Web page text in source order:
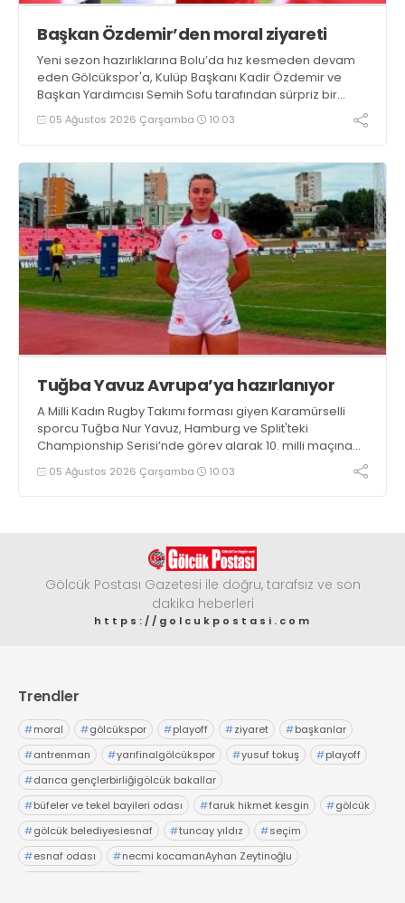
Başkan Özdemir’den moral ziyareti
Yeni sezon hazırlıklarına Bolu’da hız kesmeden devam
eden Gölcükspor'a, Kulüp Başkanı Kadir Özdemir ve
Başkan Yardımcısı Semih Sofu tarafından sürpriz bir
moral ziyareti gerçekleştirildi
05 Ağustos 2026 Çarşamba 10:03
Tuğba Yavuz Avrupa’ya hazırlanıyor
A Milli Kadın Rugby Takımı forması giyen Karamürselli
sporcu Tuğba Nur Yavuz, Hamburg ve Split'teki
Championship Serisi’nde görev alarak 10. milli maçına
çıkma eşiğini geride bıraktı
05 Ağustos 2026 Çarşamba 10:03
Gölcük Postası Gazetesi ile doğru, tarafsız ve son
dakika heberleri
https://golcukpostasi.com
Trendler
#moral #gölcükspor #playoff #ziyaret #başkanlar
#antrenman #yarıfinalgölcükspor #yusuf tokuş #playoff
#darıca gençlerbirliğigölcük bakallar
#büfeler ve tekel bayileri odası #faruk hikmet kesgin #gölcük
#gölcük belediyesiesnaf #tuncay yıldız #seçim
#esnaf odası #necmi kocamanAyhan Zeytinoğlu